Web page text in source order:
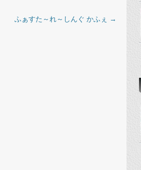
ふぁすた～れ～しんぐ かふぇ →